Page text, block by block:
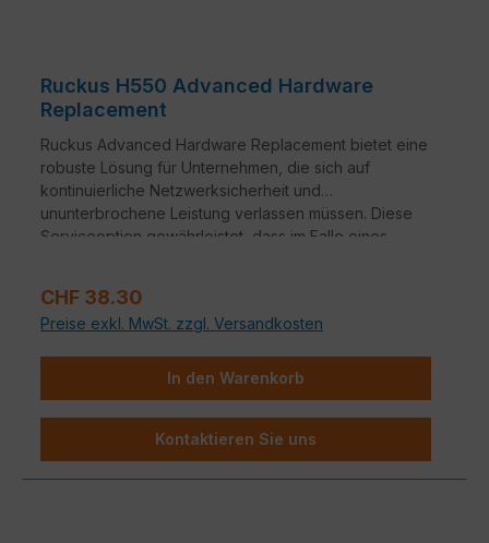
Ruckus H550 Advanced Hardware
Replacement
Ruckus Advanced Hardware Replacement bietet eine
robuste Lösung für Unternehmen, die sich auf
kontinuierliche Netzwerksicherheit und
ununterbrochene Leistung verlassen müssen. Diese
Serviceoption gewährleistet, dass im Falle eines
Verkaufspreis:
CHF 38.30
Preise exkl. MwSt. zzgl. Versandkosten
In den Warenkorb
Kontaktieren Sie uns